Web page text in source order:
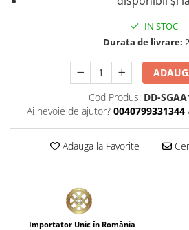
Plastice
Recondiţionare Piele
Prosoape Uscare
Aplicatoare Microfibră
Accesorii Detailing Auto
Pulverizatoare
IN STOC
Durata de livrare:
Cod Produs: DD-
Ai nevoie de ajutor? 0040799331344
Adauga la Favorite
Importator Unic în România